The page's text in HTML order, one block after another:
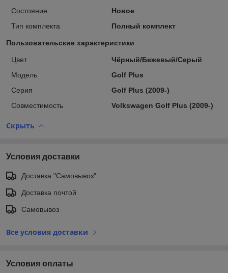
Состояние
Новое
Тип комплекта
Полный комплект
Пользовательские характеристики
Цвет
Чёрный/Бежевый/Серый
Модель
Golf Plus
Серия
Golf Plus (2009-)
Совместимость
Volkswagen Golf Plus (2009-)
Скрыть
Условия доставки
Доставка "Самовывоз"
Доставка почтой
Самовывоз
Все условия доставки
Условия оплаты